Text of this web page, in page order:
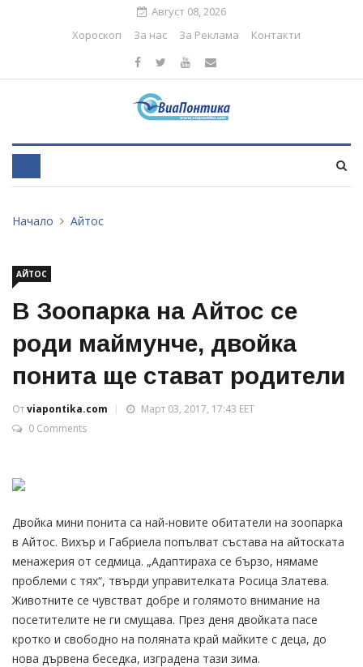
Август 08, 2026
Хороскоп
За нас За Реклама Контакти
Начало Айтос
АЙТОС
В Зоопарка на Айтос се
роди маймунче, двойка
понита ще стават родители
Отviapontika.com
Март 03, 2017, 17:43 EET
0 Comments
Двойка мини понита са най-новите обитатели на зоопарка
в Айтос. Вихър и Габриела попълват състава на айтоската
менажерия от седмица. „Адаптираха се бързо, нямаме
проблеми с тях“, твърди управителката Росица Златева.
Животните се чувстват добре и голямото внимание на
посетителите не ги смущава. През деня двойката пасе
кротко и свободно на поляната край майките с деца, до
нова дървена беседка, изградена тази зима.